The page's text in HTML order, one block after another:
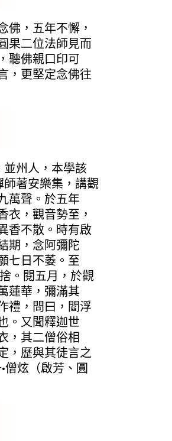
，五年不懈，
果二位法師見而
聽佛親口印可
，更堅定念佛往
州人，本學該
著安樂集，講觀
萬聲。於五年
衣，觀音勢至，
香不散。時有啟
期，念阿彌陀
七日不萎。至
。閱五月，於觀
蓮華，彌滿其
禮，問曰，閻浮
。又聞釋迦世
，其二僧俗相
，歷與其徒言之
僧炫（啟芳、圓